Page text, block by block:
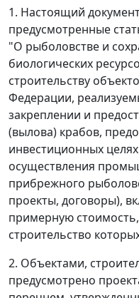
1. Настоящий
предусмотренные
"О рыболовстве и
биологических
строительству
Федерации,
закреплении и
(вылова) крабов,
инвестиционных
осуществления
прибрежного
проекты, договоры),
примерную
строительство
2. Объектами,
предусмотрено